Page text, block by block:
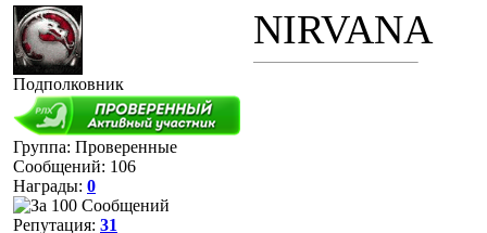
Подполковник
Группа: Проверенные
Сообщений: 106
Награды: 0
Репутация: 31
NIRVANA